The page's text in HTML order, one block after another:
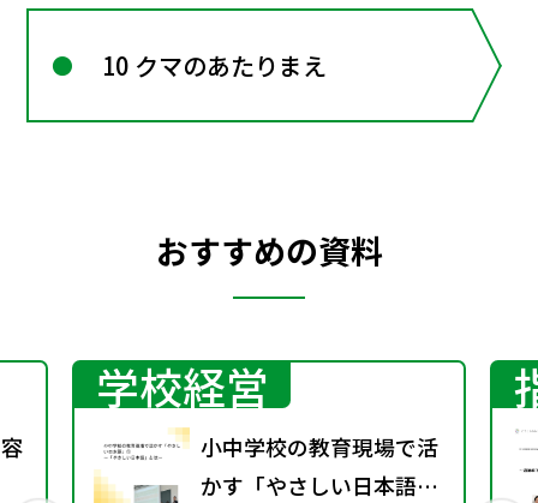
10 クマのあたりまえ
おすすめの資料
学校経営
小中学校の教育現場で活
かす「やさしい日本語」